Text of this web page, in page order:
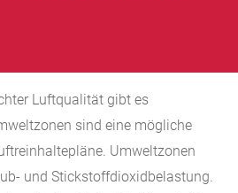
Luftqualität gibt es
sind eine mögliche
Umweltzonen
und Stickstoffdioxidbelastung.